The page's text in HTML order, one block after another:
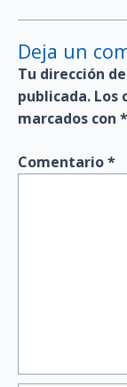
Deja un
Tu dirección
publicada. Los
marcados con *
Comentario*